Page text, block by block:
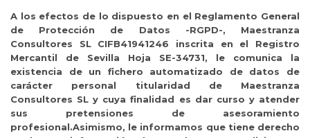
A los efectos de lo dispuesto en el Reglamento General
de Protección de Datos -RGPD-, Maestranza
Consultores SL CIFB41941246 inscrita en el Registro
Mercantil de Sevilla Hoja SE-34731, le comunica la
existencia de un fichero automatizado de datos de
carácter personal titularidad de Maestranza
Consultores SL y cuya finalidad es dar curso y atender
sus pretensiones de asesoramiento
profesional.Asimismo, le informamos que tiene derecho